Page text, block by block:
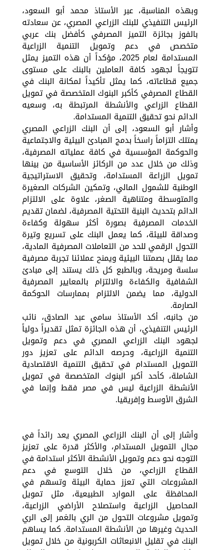
وبهذه المناسبة، عبر الأستاذ محمد أبو السعود،
الرئيس التنفيذي للبنك الزراعي المصري، عن سعادته
بالفوز بجائزة التميز المصرفي كأفضل بنك عربي
متخصص في دعم وتمويل التنمية الزراعية
المستدامة لعام 2025، مؤكداً أن هذه التميز يمثل
تتويجاً لجهود كافة العاملين بالبنك على مستوى
جميع قطاعاته، كما يمثل تأكيداً لمكانة البنك في
القطاع المصرفي كأكبر البنوك المتخصصة في تمويل
القطاع الزراعي والأنشطة المرتبطة به، وسعيه
الدائم نحو تحقيق التنمية المستدامة.
وأشار أبو السعود، إلى أن البنك الزراعي المصري
يمتلك التزاماً راسخاً بدمج المبادئ البيئية والاجتماعية
والحوكمة المؤسسية في كافة عملياته المصرفية،
وذلك من خلال عدد من الركائز الأساسية من بينها
تمويل الزراعة المستدامة، وتحقيق الاستراتيجية
الوطنية للشمول المالي، وتمكين الشركات الصغيرة
والمتوسطة ومتناهية الصغر، علاوة على الالتزام
الدائم بتحديث البنية التحتية المصرفية، لضمان تقديم
الخدمات المصرفية بصورة أكثر سهولة وكفاءة
وصداقة للبيئة، كما يعمل البنك على تسريع وتيرة
التحول الرقمي للحد من التعاملات المصرفية المادية،
مما يقلل بصمتنا البيئية ويمنح عملائنا تجربة مصرفية
سلسة ومريحة، وبالطبع كل ذلك يستند إلى مبادئ
الشفافية والكفاءة والالتزام بالمعايير المصرفية
الدولية، مما يضمن الالتزام بممارسات الحوكمة
الصارمة.
من جانبه، أكد الأستاذ سامي عبد الصادق، نائب
الرئيس التنفيذي، أن هذه الجائزة تمثل تقديراً دولياً
لجهود البنك الزراعي المصري في دعم وتمويل
التنمية الزراعية، وحرصه الدائم على تعزيز دور
التمويل المستدام في تحقيق التنمية الاقتصادية
الشاملة، كأحد أكبر البنوك المتخصصة في تمويل
الأنشطة الزراعية ليس في مصر فقط وإنما في
الشرق الأوسط وإفريقيا.
وأشار إلى أن البنك الزراعي المصري يعد رائداً في
مجال التمويل المستدام، والأكثر قدرة على تعزيز
التوجه نحو دعم وتمويل الأنشطة الأكثر استدامة في
القطاع الزراعي، من خلال التوسع في دعم
المشروعات التي تعزز حماية البيئة وتسهم في
المحافظة على الموارد الطبيعية، مثل تمويل
المحاصيل الزراعية واستصلاح الأراضي الزراعية،
وتمويل مشروعات التحول من الري بالغمر إلى الري
الحديث وغيرها من الأنشطة المستدامة. كما يساهم
البنك في تقليل الانبعاثات الكربونية من خلال تمويل